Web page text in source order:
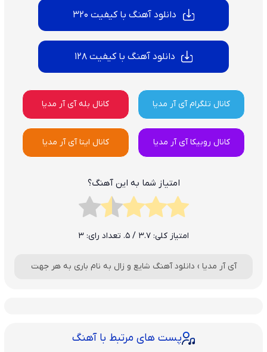
دانلود آهنگ با کیفیت 320
دانلود آهنگ با کیفیت 128
کانال تلگرام آی آر مدیا کانال بله آی آر مدیا
کانال روبیکا آی آر مدیا کانال ایتا آی آر مدیا
امتیاز شما به این آهنگ؟
امتیاز کلی: 3.7 / 5. تعداد رای: 3
آی آر مدیا › دانلود آهنگ شایع و زال به نام باری به هر جهت
پست های مرتبط با آهنگ